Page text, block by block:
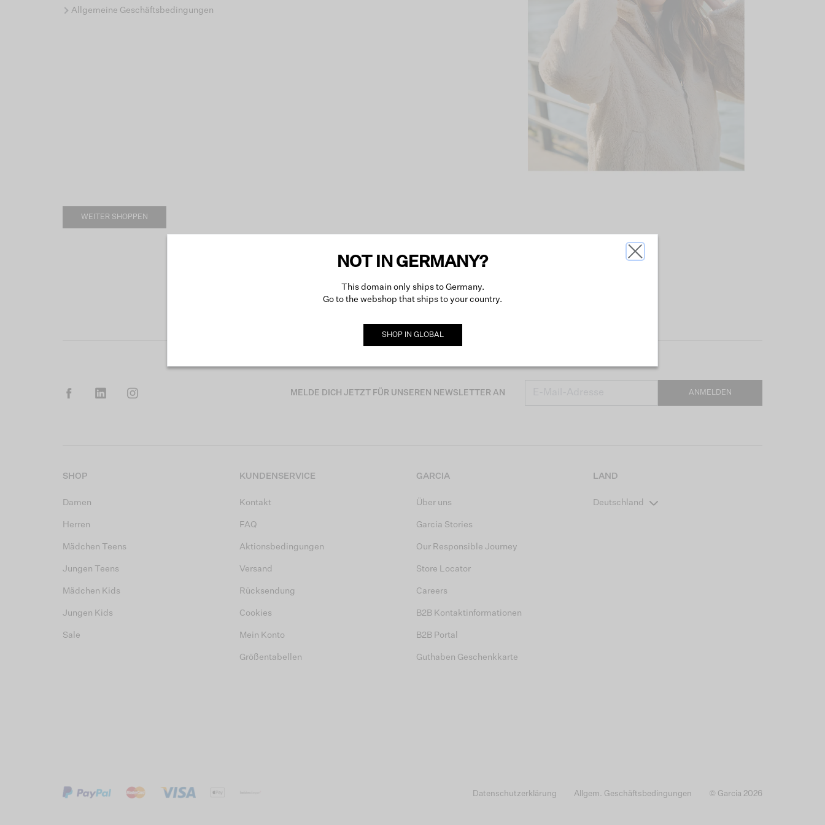
Allgemeine Geschäftsbedingungen
WEITER SHOPPEN
MELDE DICH JETZT FÜR UNSEREN NEWSLETTER AN ANMELDEN
SHOP
Damen
Herren
Mädchen Teens
Jungen Teens
Mädchen Kids
Jungen Kids
Sale
KUNDENSERVICE
Kontakt
FAQ
Aktionsbedingungen
Versand
Rücksendung
Cookies
Mein Konto
Größentabellen
GARCIA
Über uns
Garcia Stories
Our Responsible Journey
Store Locator
Careers
B2B Kontaktinformationen
B2B Portal
Guthaben Geschenkkarte
LAND
Deutschland
Datenschutzerklärung Allgem. Geschäftsbedingungen © Garcia 2026
NOT IN GERMANY?
This domain only ships to Germany.
Go to the webshop that ships to your country.
SHOP IN GLOBAL